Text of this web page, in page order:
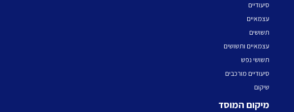
סיעודיים
עצמאיים
תשושים
עצמאיים ותשושים
תשושי נפש
סיעודיים מורכבים
שיקום
מיקום המוסד